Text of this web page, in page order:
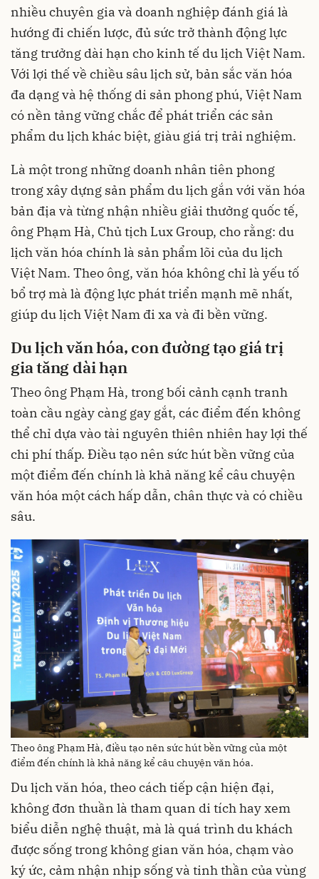
nhiều chuyên gia và doanh nghiệp đánh giá là
hướng đi chiến lược, đủ sức trở thành động lực
tăng trưởng dài hạn cho kinh tế du lịch Việt Nam.
Với lợi thế về chiều sâu lịch sử, bản sắc văn hóa
đa dạng và hệ thống di sản phong phú, Việt Nam
có nền tảng vững chắc để phát triển các sản
phẩm du lịch khác biệt, giàu giá trị trải nghiệm.
Là một trong những doanh nhân tiên phong
trong xây dựng sản phẩm du lịch gắn với văn hóa
bản địa và từng nhận nhiều giải thưởng quốc tế,
ông Phạm Hà, Chủ tịch Lux Group, cho rằng: du
lịch văn hóa chính là sản phẩm lõi của du lịch
Việt Nam. Theo ông, văn hóa không chỉ là yếu tố
bổ trợ mà là động lực phát triển mạnh mẽ nhất,
giúp du lịch Việt Nam đi xa và đi bền vững.
Du lịch văn hóa, con đường tạo giá trị
gia tăng dài hạn
Theo ông Phạm Hà, trong bối cảnh cạnh tranh
toàn cầu ngày càng gay gắt, các điểm đến không
thể chỉ dựa vào tài nguyên thiên nhiên hay lợi thế
chi phí thấp. Điều tạo nên sức hút bền vững của
một điểm đến chính là khả năng kể câu chuyện
văn hóa một cách hấp dẫn, chân thực và có chiều
sâu.
Theo ông Phạm Hà, điều tạo nên sức hút bền vững của một
điểm đến chính là khả năng kể câu chuyện văn hóa.
Du lịch văn hóa, theo cách tiếp cận hiện đại,
không đơn thuần là tham quan di tích hay xem
biểu diễn nghệ thuật, mà là quá trình du khách
được sống trong không gian văn hóa, chạm vào
ký ức, cảm nhận nhịp sống và tinh thần của vùng